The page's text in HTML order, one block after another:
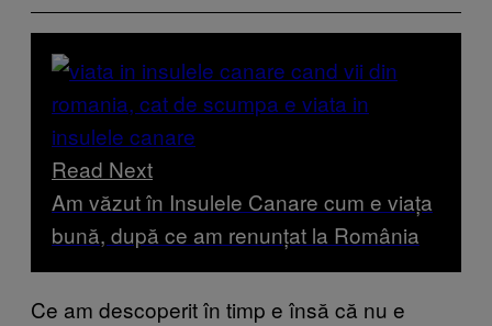
Read Next
Am văzut în Insulele Canare cum e viața
bună, după ce am renunțat la România
Ce am descoperit în timp e însă că nu e